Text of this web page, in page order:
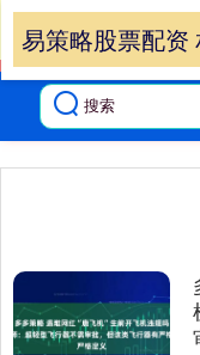
易策略股票配资